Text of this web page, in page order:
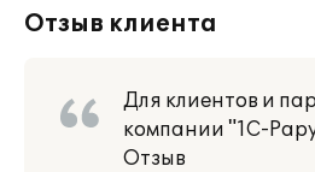
Отзыв клиента
Для клиентов и
компании "1С-
Отзыв